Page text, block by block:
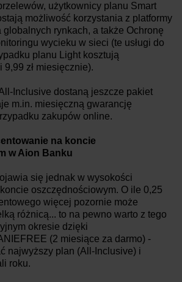
użytkownicy planu Smart
możliwość korzystania z platformy
rynkach, a także Ochronę
wycieku w sieci (te usługi do
planu Light kosztują
zł miesięcznie).
Inclusive dostaną jeszcze pakiet
m.in. miesięczną gwarancję
zakupów online.
na koncie
w Aion Banku
się jednak w wysokości
oszczędnościowym. O ile 0,25
więcej pozornie może
różnicą... to na pewno warto z tego
okresie dzięki
(2 miesiące za darmo) -
najwyższy plan (All-Inclusive) i
roku.